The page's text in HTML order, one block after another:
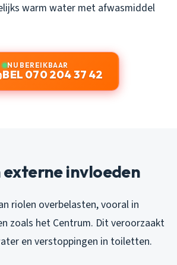
warm water met afwasmiddel
NU BEREIKBAAR
BEL 070 204 37 42
externe invloeden
riolen overbelasten, vooral in
zoals het Centrum. Dit veroorzaakt
en verstoppingen in toiletten.